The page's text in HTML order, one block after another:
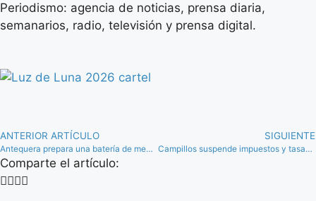
Periodismo: agencia de noticias, prensa diaria,
semanarios, radio, televisión y prensa digital.
ANTERIOR ARTÍCULO
Antequera prepara una batería de medidas fiscales y económicas para minimizar el impacto de la crisis del COVID-19
SIGUIENTE
Campillos suspende impuestos y tasas municipales durante la vigencia del estado de alarma
Comparte el artículo: